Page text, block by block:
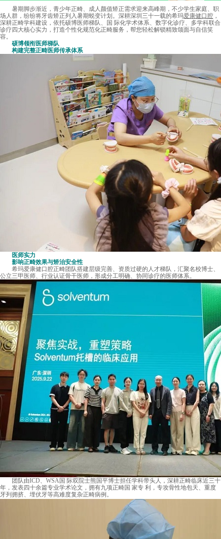
暑期脚步渐近，青少年正畸、成人颜值矫正需求迎来高峰期，不少学生家庭、职
场人群，纷纷将牙齿矫正列入暑期蜕变计划。深耕深圳三十一载的希玛爱康健口腔 ，
深耕正畸学科建设，依托硕博医师梯队、国 际化学术体系、数字化诊疗、多学科联合
诊疗四大核心实力，打造个性化规范化正畸服务，帮您轻松解锁精致颌面与自信笑
容。
硕博领衔医师梯队
构建完整正畸医师传承体系
医师实力
影响正畸效果与矫治安全性
希玛爱康健口腔正畸团队搭建层级完善、资质过硬的人才梯队，汇聚名校博士、
公立三甲医师、行业认证骨干医师，形成分工明确、协同诊疗的医师体系。
团队由ICD、WSA国 际双院士熊国平博士担任学科带头人，深耕正畸临床近三十
年，发表四十余篇专业学术论文，拥有九项正畸国 家专 利，专攻骨性地包天、重度
牙列拥挤、埋伏牙等高难度复杂正畸病例。